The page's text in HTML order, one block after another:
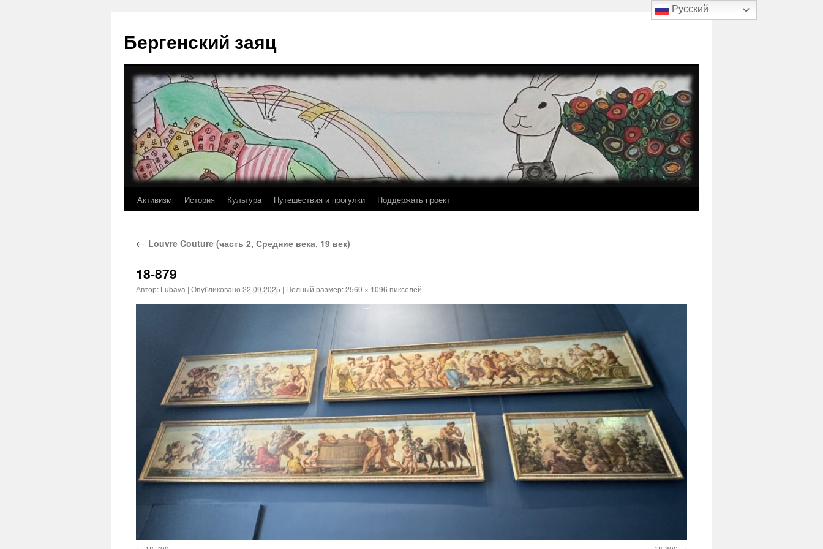
содержимому
Бергенский заяц
Активизм История Культура Путешествия и прогулки Поддержать проект
← Louvre Couture (часть 2, Средние века, 19 век)
18-879
Автор: Lubava | Опубликовано 22.09.2025 | Полный размер:2560 × 1096 пикселей
Русский